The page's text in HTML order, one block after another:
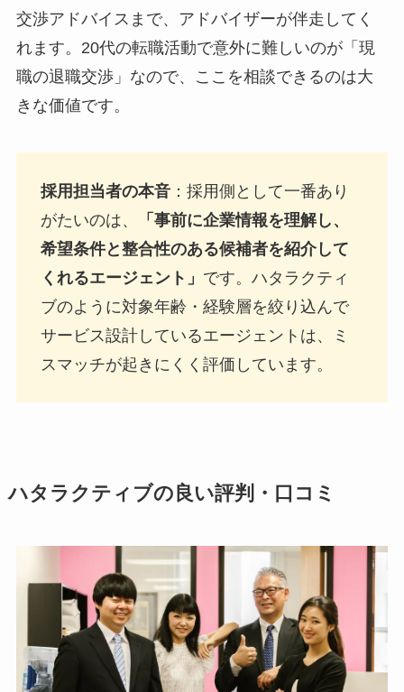
交渉アドバイスまで、アドバイザーが伴走してく
れます。20代の転職活動で意外に難しいのが「現
職の退職交渉」なので、ここを相談できるのは大
きな価値です。
採用担当者の本音：採用側として一番あり
がたいのは、
「事前に企業情報を理解し、
希望条件と整合性のある候補者を紹介して
くれるエージェント」 です。ハタラクティ
ブのように対象年齢・経験層を絞り込んで
サービス設計しているエージェントは、ミ
スマッチが起きにくく評価しています。
ハタラクティブの良い評判・口コミ